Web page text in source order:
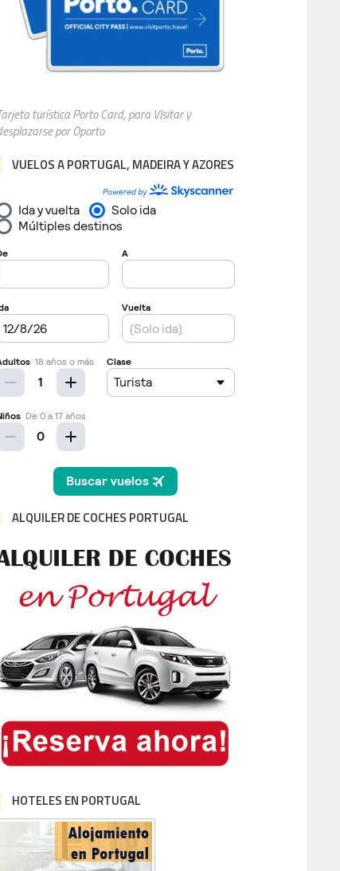
turística Porto Card, para VIsitar y
por Oporto
VUELOS A PORTUGAL, MADEIRA Y AZORES
ALQUILER DE COCHES PORTUGAL
HOTELES EN PORTUGAL